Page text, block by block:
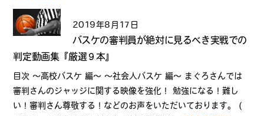
2019年8月17日
バスケの審判員が絶対に見るべき実戦での
判定動画集『厳選９本』
目次 〜高校バスケ 編〜 〜社会人バスケ 編〜 まぐろさんでは
審判さんのジャッジに関する映像を強化！ 勉強になる！難し
い！審判さん尊敬する！などのお声をいただいております。 (